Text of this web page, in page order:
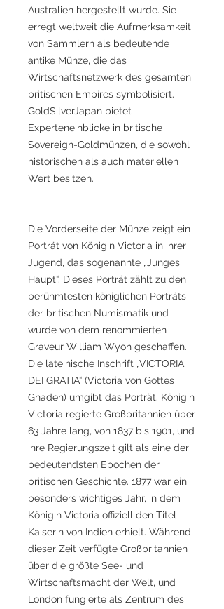
Australien hergestellt wurde. Sie
erregt weltweit die Aufmerksamkeit
von Sammlern als bedeutende
antike Münze, die das
Wirtschaftsnetzwerk des gesamten
britischen Empires symbolisiert.
GoldSilverJapan bietet
Experteneinblicke in britische
Sovereign-Goldmünzen, die sowohl
historischen als auch materiellen
Wert besitzen.
Die Vorderseite der Münze zeigt ein
Porträt von Königin Victoria in ihrer
Jugend, das sogenannte „Junges
Haupt“. Dieses Porträt zählt zu den
berühmtesten königlichen Porträts
der britischen Numismatik und
wurde von dem renommierten
Graveur William Wyon geschaffen.
Die lateinische Inschrift „VICTORIA
DEI GRATIA“ (Victoria von Gottes
Gnaden) umgibt das Porträt. Königin
Victoria regierte Großbritannien über
63 Jahre lang, von 1837 bis 1901, und
ihre Regierungszeit gilt als eine der
bedeutendsten Epochen der
britischen Geschichte. 1877 war ein
besonders wichtiges Jahr, in dem
Königin Victoria offiziell den Titel
Kaiserin von Indien erhielt. Während
dieser Zeit verfügte Großbritannien
über die größte See- und
Wirtschaftsmacht der Welt, und
London fungierte als Zentrum des